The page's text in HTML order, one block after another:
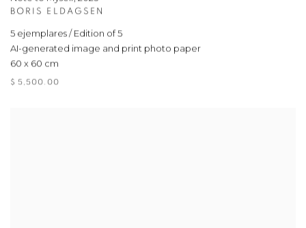
BORIS ELDAGSEN
5 ejemplares / Edition of 5
AI-generated image and print photo paper
60 x 60 cm
$ 5,500.00